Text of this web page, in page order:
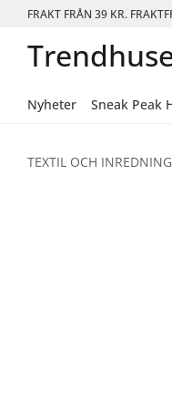
FRAKT FRÅN 39 KR.
Nyheter Sneak Peak
TEXTIL OCH INREDNING